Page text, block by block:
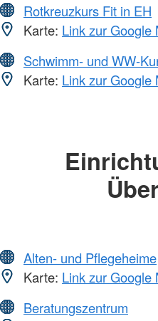
Rotkreuzkurs Fit in EH
Karte: Link zur Google
Schwimm- und WW-
Karte: Link zur Google
Alten- und Pflegeheime
Karte: Link zur Google
Beratungszentrum